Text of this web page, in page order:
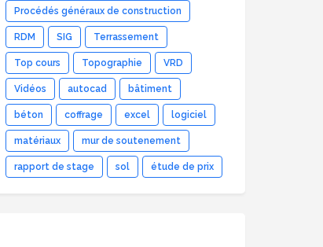
Procédés généraux de construction
RDM SIG Terrassement
Top cours Topographie VRD
Vidéos autocad bâtiment
béton coffrage excel logiciel
matériaux mur de soutenement
rapport de stage sol étude de prix